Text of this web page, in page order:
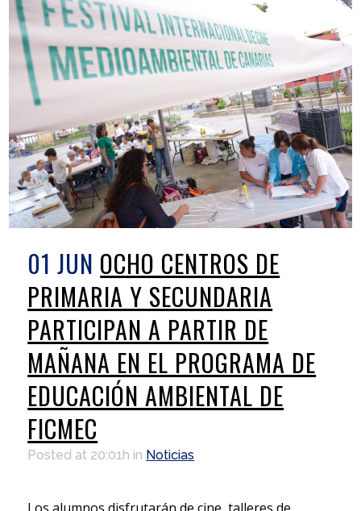
01 JUN OCHO CENTROS DE
PRIMARIA Y SECUNDARIA
PARTICIPAN A PARTIR DE
MAÑANA EN EL PROGRAMA DE
EDUCACIÓN AMBIENTAL DE
FICMEC
Posted at 20:01h in Noticias